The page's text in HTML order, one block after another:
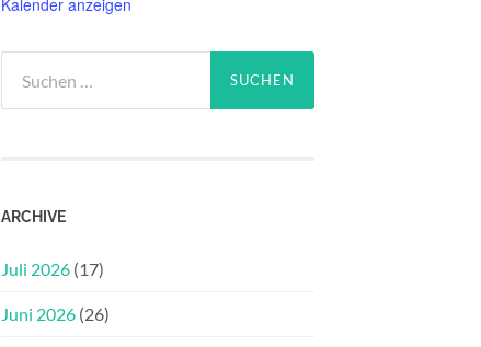
nach:
ARCHIVE
Juli 2026 (17)
Juni 2026 (26)